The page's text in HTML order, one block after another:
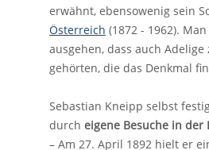
erwähnt, ebensowenig sein
Österreich (1872 - 1962).
ausgehen, dass auch
gehörten, die das Denkmal
Sebastian Kneipp selbst
durch eigene Besuche in der
– Am 27. April 1892 hielt er